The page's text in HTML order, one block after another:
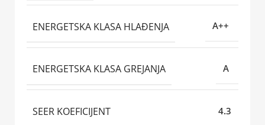
ENERGETSKA KLASA HLAĐENJA A++
ENERGETSKA KLASA GREJANJA A
SEER KOEFICIJENT 4.3